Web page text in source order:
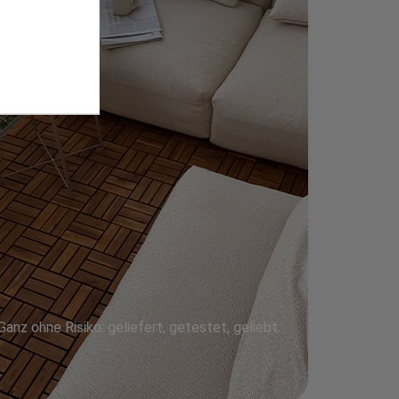
ohne Risiko: geliefert, getestet, geliebt.